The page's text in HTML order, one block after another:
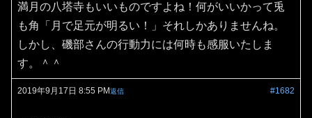
満月の八塔寺もいいものですよね！何がいいかって兎
も角「月で足元が明るい！」それしかありませんね。
しかし、磯部さんの行動力には何時も感服いたしま
す。＾＾
2019年9月17日 8:55 PM #1682
返信